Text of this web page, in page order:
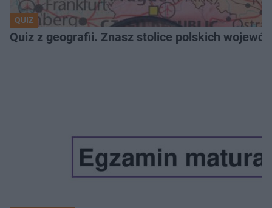
QUIZ
Quiz z geografii. Znasz stolice polskich